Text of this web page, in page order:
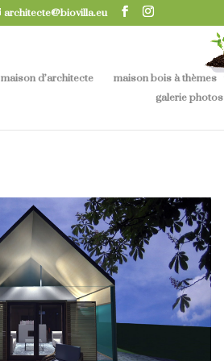
architecte@biovilla.eu
maison d’architecte maison bois à thèmes
galerie photos